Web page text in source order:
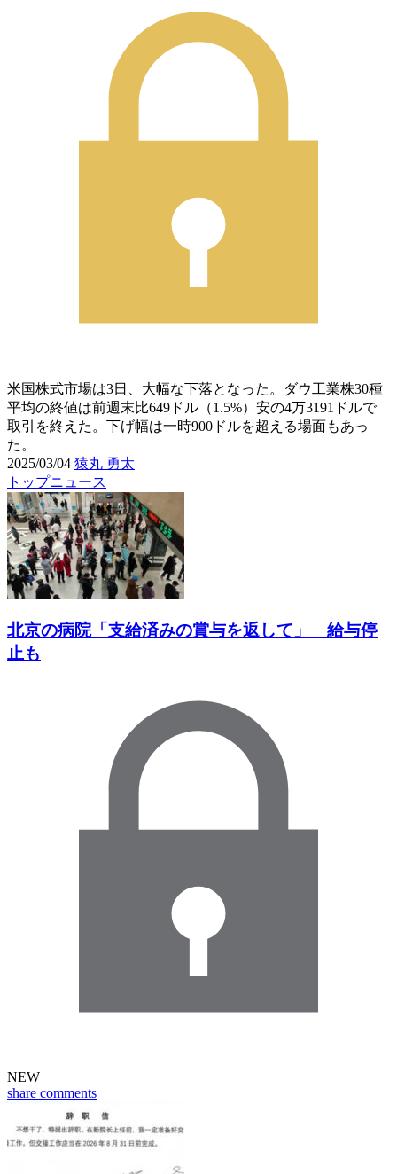
米国株式市場は3日、大幅な下落となった。ダウ工業株30種
平均の終値は前週末比649ドル（1.5%）安の4万3191ドルで
取引を終えた。下げ幅は一時900ドルを超える場面もあっ
た。
2025/03/04 猿丸 勇太
トップニュース
北京の病院「支給済みの賞与を返して」 給与停
止も
NEW
share comments